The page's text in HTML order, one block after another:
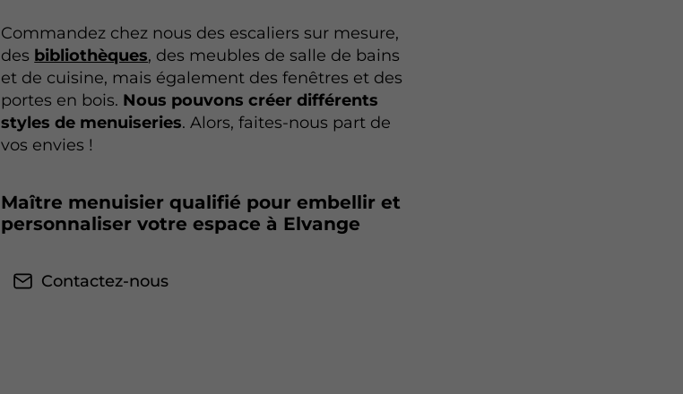
Commandez chez nous des escaliers sur mesure,
des bibliothèques, des meubles de salle de bains
et de cuisine, mais également des fenêtres et des
portes en bois. Nous pouvons créer différents
styles de menuiseries. Alors, faites-nous part de
vos envies !
Maître menuisier qualifié pour embellir et
personnaliser votre espace à Elvange
Contactez-nous